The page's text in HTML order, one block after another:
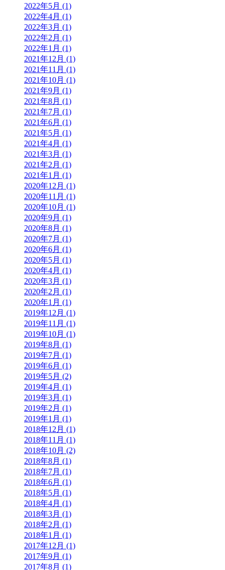
2022年5月 (1)
2022年4月 (1)
2022年3月 (1)
2022年2月 (1)
2022年1月 (1)
2021年12月 (1)
2021年11月 (1)
2021年10月 (1)
2021年9月 (1)
2021年8月 (1)
2021年7月 (1)
2021年6月 (1)
2021年5月 (1)
2021年4月 (1)
2021年3月 (1)
2021年2月 (1)
2021年1月 (1)
2020年12月 (1)
2020年11月 (1)
2020年10月 (1)
2020年9月 (1)
2020年8月 (1)
2020年7月 (1)
2020年6月 (1)
2020年5月 (1)
2020年4月 (1)
2020年3月 (1)
2020年2月 (1)
2020年1月 (1)
2019年12月 (1)
2019年11月 (1)
2019年10月 (1)
2019年8月 (1)
2019年7月 (1)
2019年6月 (1)
2019年5月 (2)
2019年4月 (1)
2019年3月 (1)
2019年2月 (1)
2019年1月 (1)
2018年12月 (1)
2018年11月 (1)
2018年10月 (2)
2018年8月 (1)
2018年7月 (1)
2018年6月 (1)
2018年5月 (1)
2018年4月 (1)
2018年3月 (1)
2018年2月 (1)
2018年1月 (1)
2017年12月 (1)
2017年9月 (1)
2017年8月 (1)